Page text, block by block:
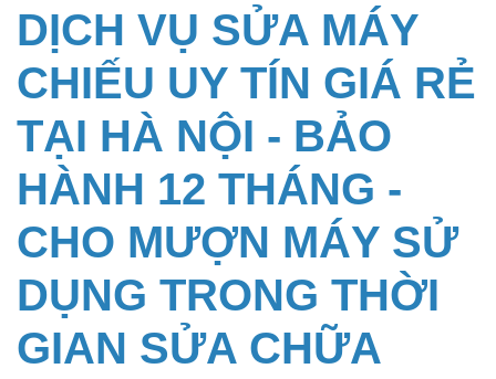
DỊCH VỤ SỬA MÁY
CHIẾU UY TÍN GIÁ RẺ
TẠI HÀ NỘI - BẢO
HÀNH 12 THÁNG -
CHO MƯỢN MÁY SỬ
DỤNG TRONG THỜI
GIAN SỬA CHỮA